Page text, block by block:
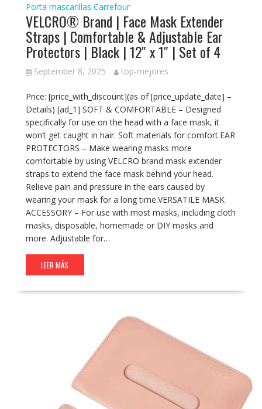
Porta mascarillas Carrefour
VELCRO® Brand | Face Mask Extender
Straps | Comfortable & Adjustable Ear
Protectors | Black | 12″ x 1″ | Set of 4
September 8, 2025 top-mejores
Price: [price_with_discount](as of [price_update_date] –
Details) [ad_1] SOFT & COMFORTABLE – Designed
specifically for use on the head with a face mask, it
won’t get caught in hair. Soft materials for comfort.EAR
PROTECTORS – Make wearing masks more
comfortable by using VELCRO brand mask extender
straps to extend the face mask behind your head.
Relieve pain and pressure in the ears caused by
wearing your mask for a long time.VERSATILE MASK
ACCESSORY – For use with most masks, including cloth
masks, disposable, homemade or DIY masks and
more. Adjustable for…
LEER MÁS